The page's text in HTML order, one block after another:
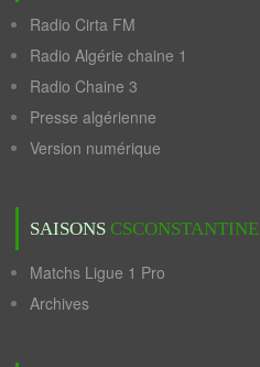
Radio Cirta FM
Radio Algérie chaine 1
Radio Chaine 3
Presse algérienne
Version numérique
SAISONS CSCONSTANTINE
Matchs Ligue 1 Pro
Archives